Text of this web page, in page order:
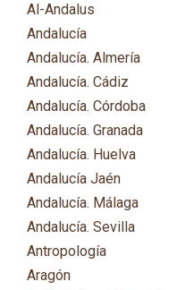
Al-Andalus
Andalucía
Andalucía. Almería
Andalucía. Cádiz
Andalucía. Córdoba
Andalucía. Granada
Andalucía. Huelva
Andalucía Jaén
Andalucía. Málaga
Andalucía. Sevilla
Antropología
Aragón